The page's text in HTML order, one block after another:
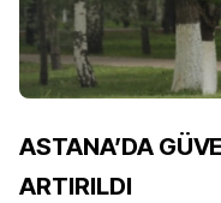
ASTANA’DA
ARTIRILDI